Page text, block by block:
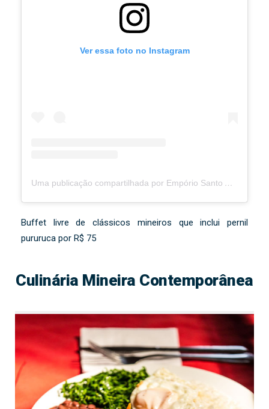
Ver essa foto no Instagram
Uma publicação compartilhada por Empório Santo Antônio (@emporiosantoantonio)
Buffet livre de clássicos mineiros que inclui pernil
pururuca por R$ 75
Culinária Mineira Contemporânea